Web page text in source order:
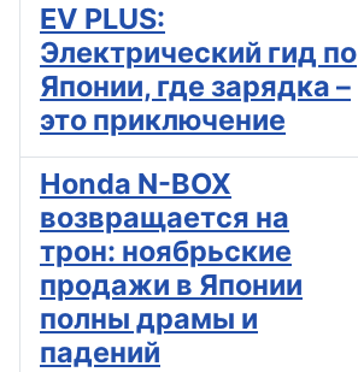
EV PLUS:
Электрический гид по
Японии, где зарядка –
это приключение
Honda N-BOX
возвращается на
трон: ноябрьские
продажи в Японии
полны драмы и
падений